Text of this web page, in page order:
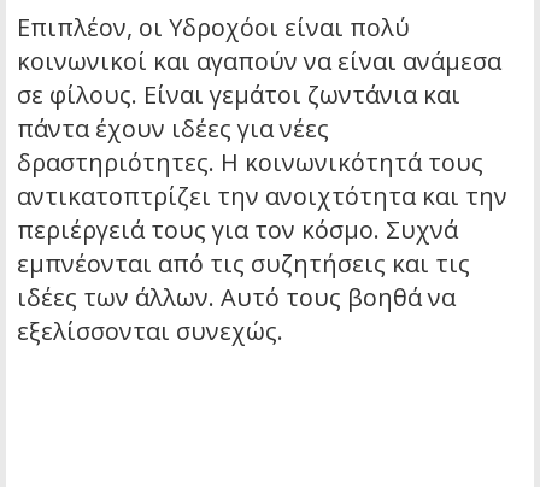
Επιπλέον, οι Υδροχόοι είναι πολύ
κοινωνικοί και αγαπούν να είναι ανάμεσα
σε φίλους. Είναι γεμάτοι ζωντάνια και
πάντα έχουν ιδέες για νέες
δραστηριότητες. Η κοινωνικότητά τους
αντικατοπτρίζει την ανοιχτότητα και την
περιέργειά τους για τον κόσμο. Συχνά
εμπνέονται από τις συζητήσεις και τις
ιδέες των άλλων. Αυτό τους βοηθά να
εξελίσσονται συνεχώς.